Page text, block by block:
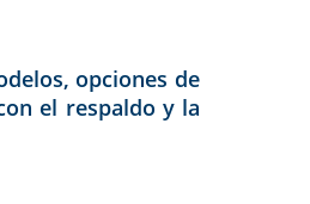
opciones de
el respaldo y la